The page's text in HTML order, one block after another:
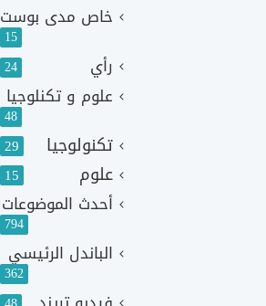
خاص مدى بوست
15
رأي 24
علوم و تكنلوجيا
48
تكنولوجيا 29
علوم 15
أحدث الموضوعات
794
الباندل الرئيسي
362